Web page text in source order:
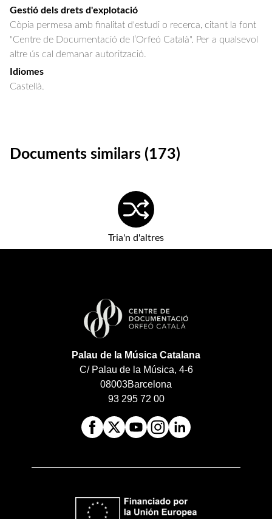
Gestió dels drets d'explotació
Còpia permesa amb finalitat d'estudi o recerca, citant la font
"Centre de Documentació de l’Orfeó Català". Per a qualsevol
altre ús cal demanar autorització.
Idiomes
Castellà.
Documents similars (173)
Tria'n d'altres
Palau de la Música Catalana
C/ Palau de la Música, 4-6
08003Barcelona
93 295 72 00